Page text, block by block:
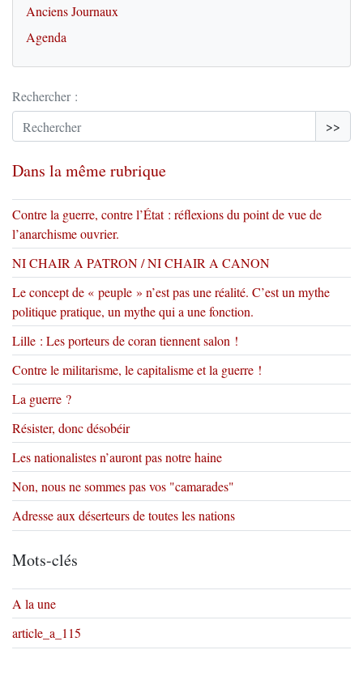
Anciens Journaux
Agenda
Rechercher :
>>
Dans la même rubrique
Contre la guerre, contre l’État : réflexions du point de vue de
l’anarchisme ouvrier.
NI CHAIR A PATRON / NI CHAIR A CANON
Le concept de « peuple » n’est pas une réalité. C’est un mythe
politique pratique, un mythe qui a une fonction.
Lille : Les porteurs de coran tiennent salon !
Contre le militarisme, le capitalisme et la guerre !
La guerre ?
Résister, donc désobéir
Les nationalistes n’auront pas notre haine
Non, nous ne sommes pas vos "camarades"
Adresse aux déserteurs de toutes les nations
Mots-clés
A la une
article_a_115